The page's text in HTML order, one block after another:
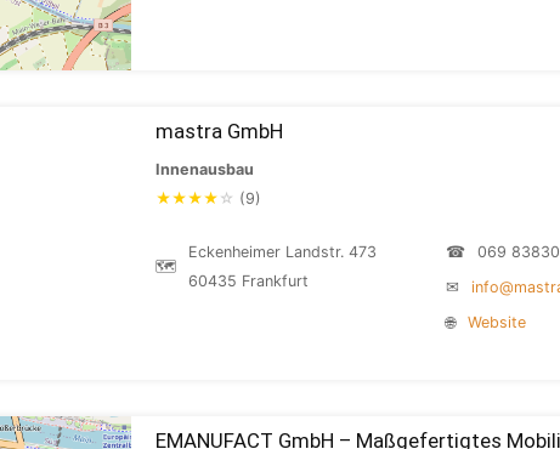
mastra GmbH
Innenausbau
★★★★ ☆ (9)
🗺
Eckenheimer Landstr. 473
60435 Frankfurt
☎
069
✉
🌐
Website
EMANUFACT GmbH – Maßgefertigtes